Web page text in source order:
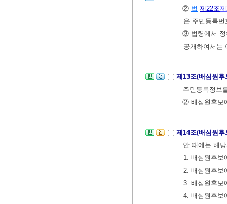
② 법 제22조
은 주민등록
③ 법령에서 정
공개하여서는
제13조(배심원
주민등록정보
② 배심원후보
제14조(배심원
안 때에는 해
1. 배심원후보
2. 배심원후보
3. 배심원후보
4. 배심원후보